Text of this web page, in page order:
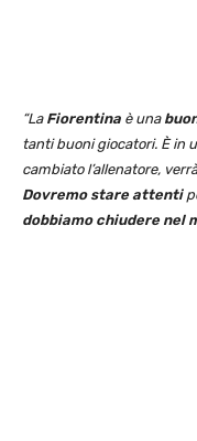
“La Fiorentina è una
tanti buoni giocatori. È in
cambiato l’allenatore,
Dovremo stare attenti
dobbiamo chiudere nel